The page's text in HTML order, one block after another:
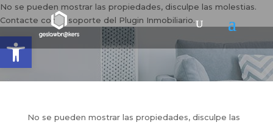
No se pueden mostrar las propiedades, disculpe las molestias.
Contacte con el soporte del Plugin Inmobiliario.
No se pueden mostrar las propiedades, disculpe las
Abrir barra de herramientas